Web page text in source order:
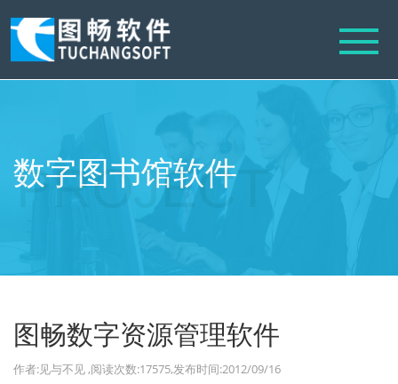
数字图书馆软件
图畅数字资源管理软件
作者:见与不见 ,阅读次数:17575,发布时间:2012/09/16
21
JUNE